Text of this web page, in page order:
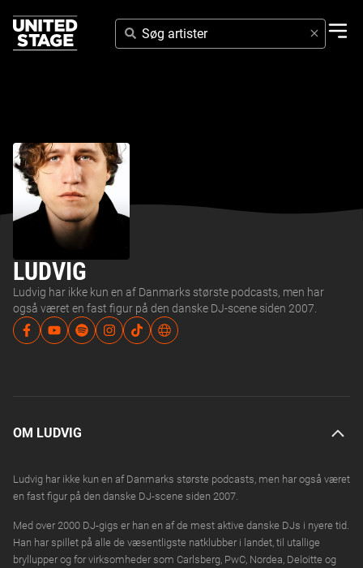
SØG
ARTISTER
LUDVIG
Ludvig har ikke kun en af Danmarks største podcasts, men har
også været en fast figur på den danske DJ-scene siden 2007.
OM LUDVIG
Ludvig har ikke kun en af Danmarks største podcasts, men har også været
en fast figur på den danske DJ-scene siden 2007.
Med over 2000 DJ-gigs er han en af de mest aktive danske DJs i nyere tid.
Han har spillet på alle de væsentligste natklubber i landet, til utallige
bryllupper og for virksomheder som Carlsberg, PwC, Nordea, Deloitte og